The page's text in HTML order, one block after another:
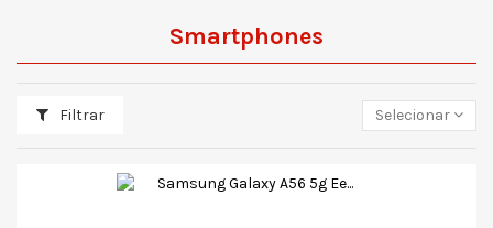
Smartphones
Filtrar Selecionar